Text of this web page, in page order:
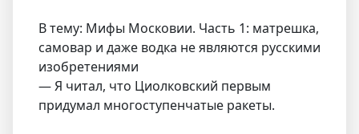
В тему: Мифы Московии. Часть 1: матрешка,
самовар и даже водка не являются русскими
изобретениями
— Я читал, что Циолковский первым
придумал многоступенчатые ракеты.